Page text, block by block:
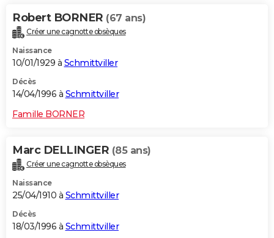
Robert BORNER (67 ans)
Créer une cagnotte obsèques
Naissance
10/01/1929 à Schmittviller
Décès
14/04/1996 à Schmittviller
Famille BORNER
Marc DELLINGER (85 ans)
Créer une cagnotte obsèques
Naissance
25/04/1910 à Schmittviller
Décès
18/03/1996 à Schmittviller